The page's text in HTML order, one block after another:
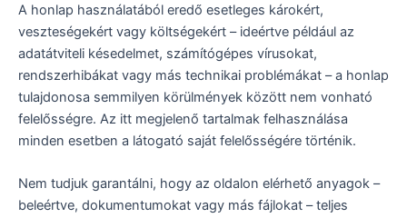
A honlap használatából eredő esetleges károkért,
veszteségekért vagy költségekért – ideértve például az
adatátviteli késedelmet, számítógépes vírusokat,
rendszerhibákat vagy más technikai problémákat – a honlap
tulajdonosa semmilyen körülmények között nem vonható
felelősségre. Az itt megjelenő tartalmak felhasználása
minden esetben a látogató saját felelősségére történik.
Nem tudjuk garantálni, hogy az oldalon elérhető anyagok –
beleértve, dokumentumokat vagy más fájlokat – teljes